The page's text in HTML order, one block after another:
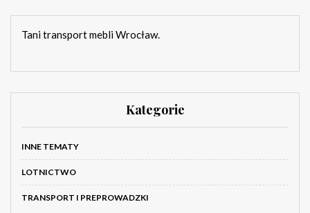
Tani transport mebli Wrocław.
Kategorie
INNE TEMATY
LOTNICTWO
TRANSPORT I PREPROWADZKI